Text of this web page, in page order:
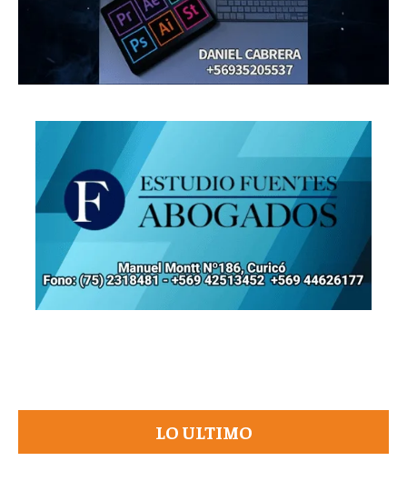
LO ULTIMO